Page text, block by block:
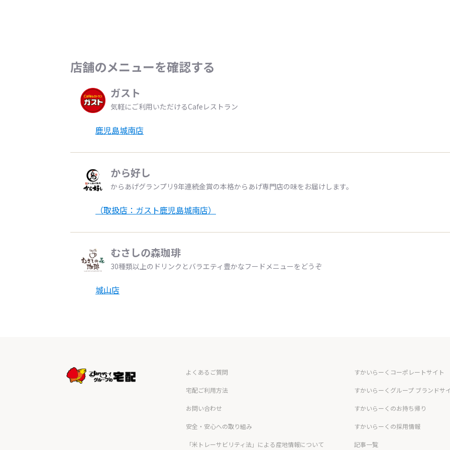
店舗のメニューを確認する
ガスト
気軽にご利用いただけるCafeレストラン
鹿児島城南店
から好し
からあげグランプリ9年連続金賞の本格からあげ専門店の味をお届けします。
（取扱店：ガスト鹿児島城南店）
むさしの森珈琲
30種類以上のドリンクとバラエティ豊かなフードメニューをどうぞ
城山店
よくあるご質問
宅配ご利用方法
お問い合わせ
安全・安心への取り組み
「米トレーサビリティ法」による産地情報について
すかいらーくコーポレートサイト
すかいらーくグループ ブランドサ
すかいらーくのお持ち帰り
すかいらーくの採用情報
記事一覧